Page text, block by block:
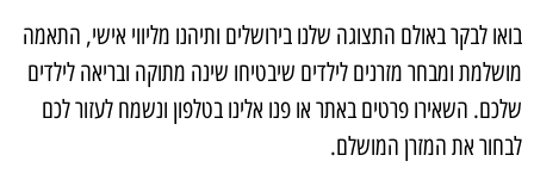
בואו לבקר באולם התצוגה שלנו בירושלים ותיהנו מליווי אישי, התאמה
מושלמת ומבחר מזרנים לילדים שיבטיחו שינה מתוקה ובריאה לילדים
שלכם. השאירו פרטים באתר או פנו אלינו בטלפון ונשמח לעזור לכם
לבחור את המזרן המושלם.